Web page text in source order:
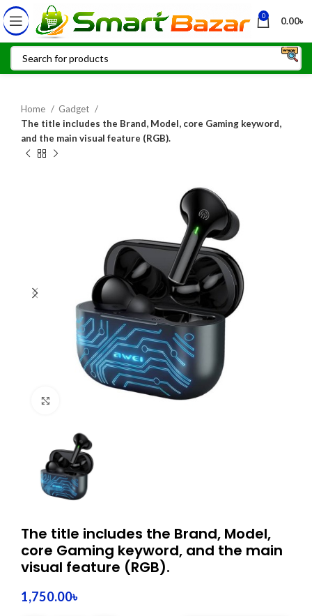
0 0.00৳
Home
Gadget
The title includes the Brand, Model, core Gaming keyword,
and the main visual feature (RGB).
The title includes the Brand, Model,
core Gaming keyword, and the main
visual feature (RGB).
1,750.00৳